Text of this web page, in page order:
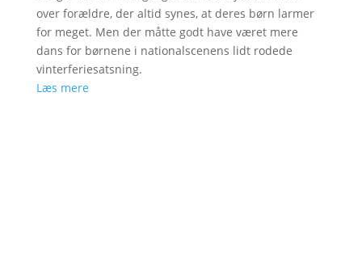
over forældre, der altid synes, at deres børn larmer
for meget. Men der måtte godt have været mere
dans for børnene i nationalscenens lidt rodede
vinterferiesatsning.
Læs mere